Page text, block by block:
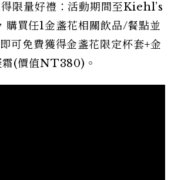
限量好禮：活動期間至Kiehl’s
買任1金盞花相關飲品/餐點並
可免費獲得金盞花限定杯套+金
霜(價值NT380)。